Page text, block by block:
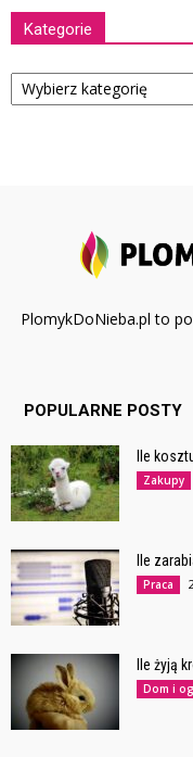
Kategorie
Kategorie
PlomykDoNieba.pl to
POPULARNE POSTY
Ile
Zakupy
Ile
Praca
Ile żyją
Dom i